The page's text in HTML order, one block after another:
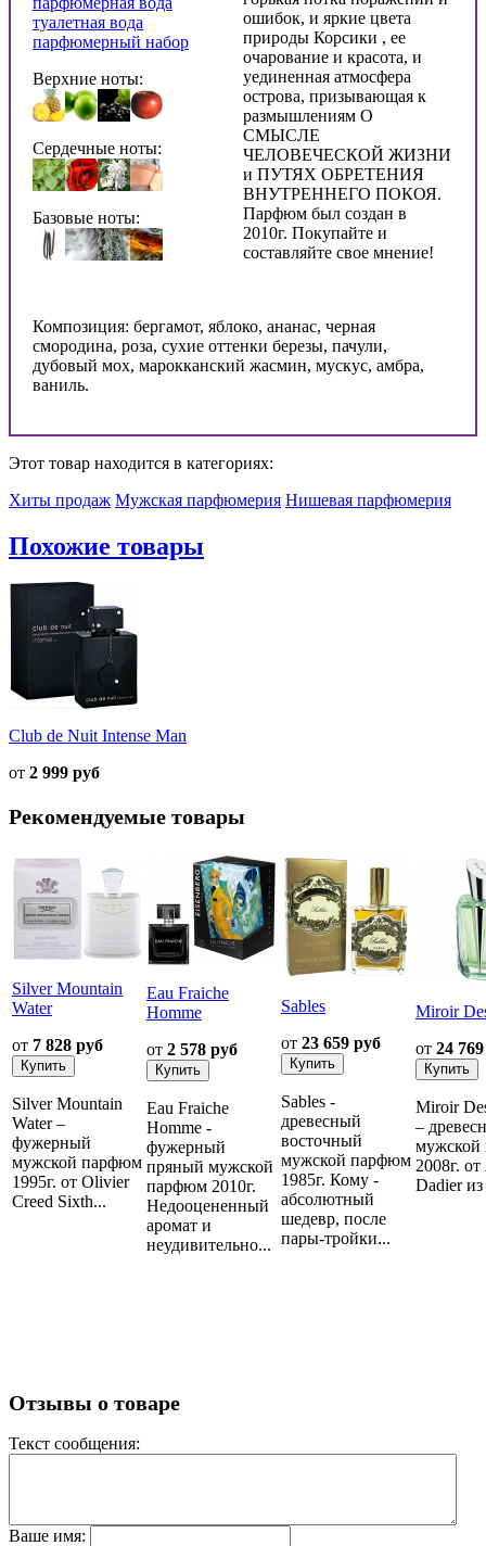
туалетная вода
парфюмерный набор
Верхние ноты:
Сердечные ноты:
Базовые ноты:
ошибок, и яркие цвета
природы Корсики , ее
очарование и красота, и
уединенная атмосфера
острова, призывающая к
размышлениям О
СМЫСЛЕ
ЧЕЛОВЕЧЕСКОЙ ЖИЗНИ
и ПУТЯХ ОБРЕТЕНИЯ
ВНУТРЕННЕГО ПОКОЯ.
Парфюм был создан в
2010г. Покупайте и
составляйте свое мнение!
Композиция: бергамот, яблоко, ананас, черная
смородина, роза, сухие оттенки березы, пачули,
дубовый мох, марокканский жасмин, мускус, амбра,
ваниль.
Этот товар находится в категориях:
Хиты продаж Мужская парфюмерия Нишевая парфюмерия
Похожие товары
Club de Nuit Intense Man
от 2 999 руб
Рекомендуемые товары
Silver Mountain
Water
от 7 828 руб
Silver Mountain
Water –
фужерный
мужской парфюм
1995г. от Olivier
Creed Sixth...
Eau Fraiche
Homme
от 2 578 руб
Eau Fraiche
Homme -
фужерный
пряный мужской
парфюм 2010г.
Недооцененный
аромат и
неудивительно...
Sables
от 23 659 руб
Sables -
древесный
восточный
мужской парфюм
1985г. Кому -
абсолютный
шедевр, после
пары-тройки...
Miroir
от 24
Miroir
–
2008г.
Dadier
Отзывы о товаре
Текст сообщения:
Ваше имя: